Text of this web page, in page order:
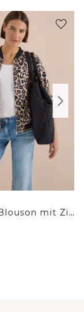
Leichter Blouson mit Zipper und Leo-Print